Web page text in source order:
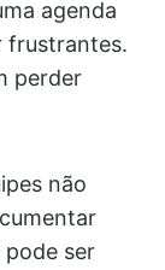
agenda
frustrantes.
perder
não
ser